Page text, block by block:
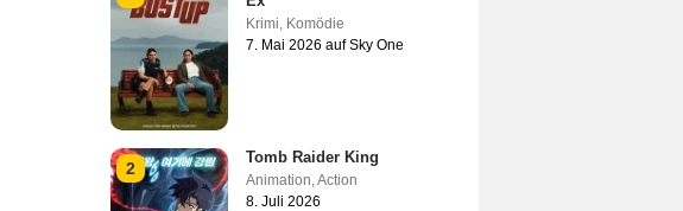
Krimi, Komödie
7. Mai 2026 auf Sky One
2
Tomb Raider King
Animation,Action
8. Juli 2026